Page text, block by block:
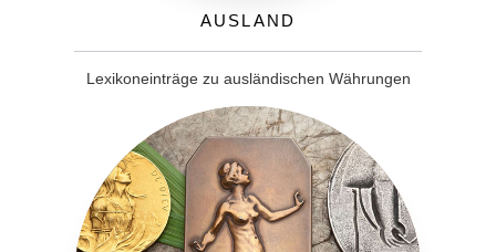
Ausland
Lexikoneinträge zu ausländischen Währungen